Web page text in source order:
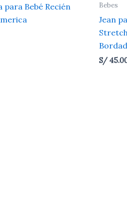
para Bebé Recién
Bebes
Jean
S/